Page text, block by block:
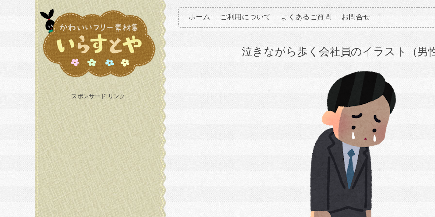
スポンサード リンク
ホーム ご利用について よくあるご質問 お問合せ
泣きながら歩く会社員のイラスト（男